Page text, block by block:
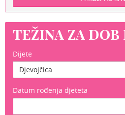
TEŽINA ZA DOB
Dijete
Djevojčica
Datum rođenja djeteta